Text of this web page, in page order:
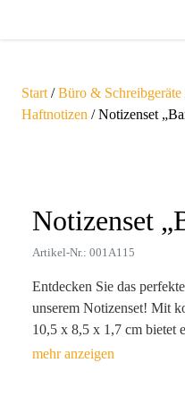
Start /Büro & Schreibgeräte
Haftnotizen / Notizenset
Notizenset
Artikel-Nr.: 001A115
Entdecken Sie das
unserem Notizenset! Mit
10,5 x 8,5 x 1,7 cm bietet
kreative Ideen. Aus